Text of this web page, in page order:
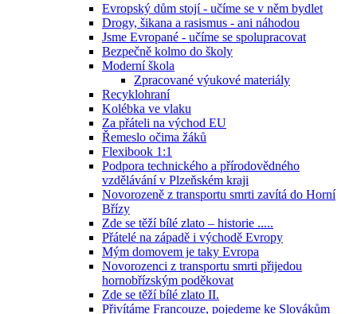
Evropský dům stojí - učíme se v něm bydlet
Drogy, šikana a rasismus - ani náhodou
Jsme Evropané - učíme se spolupracovat
Bezpečně kolmo do školy
Moderní škola
Zpracované výukové materiály
Recyklohraní
Kolébka ve vlaku
Za přáteli na východ EU
Řemeslo očima žáků
Flexibook 1:1
Podpora technického a přírodovědného
vzdělávání v Plzeňském kraji
Novorozeně z transportu smrti zavítá do Horní
Břízy
Zde se těží bílé zlato – historie .....
Přátelé na západě i východě Evropy
Mým domovem je taky Evropa
Novorozenci z transportu smrti přijedou
hornobřízským poděkovat
Zde se těží bílé zlato II.
Přivítáme Francouze, pojedeme ke Slovákům